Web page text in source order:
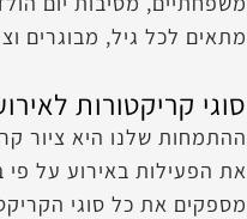
מתאים לכל גיל, מבוגרים
סוגי קריקטורות
ההתמחות שלנו היא ציור
את הפעילות באירוע על פי
מספקים את כל סוגי